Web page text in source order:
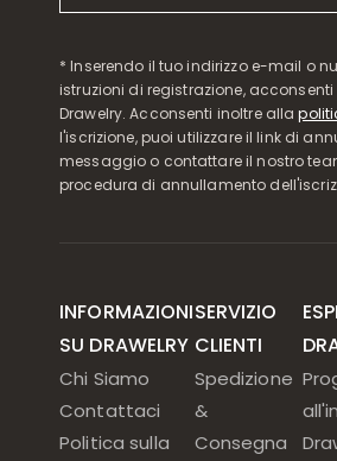
* Inserendo il tuo indirizzo e-mail o
istruzioni di registrazione,
Drawelry. Acconsenti inoltre alla
l'iscrizione, puoi utilizzare il link di
messaggio o contattare il nostro
procedura di annullamento
INFORMAZIONI
SU DRAWELRY
Chi Siamo
Contattaci
Politica sulla
SERVIZIO
CLIENTI
Spedizione
&
Consegna